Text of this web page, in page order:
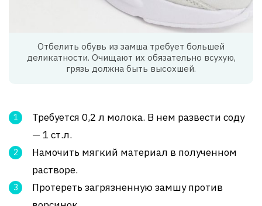
Отбелить обувь из замша требует большей
деликатности. Очищают их обязательно всухую,
грязь должна быть высохшей.
Требуется 0,2 л молока. В нем развести соду
— 1 ст.л.
Намочить мягкий материал в полученном
растворе.
Протереть загрязненную замшу против